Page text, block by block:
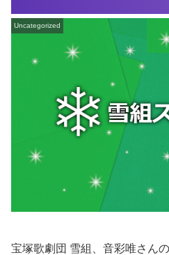
Uncategorized
宝塚歌劇団 雪組、音彩唯さん